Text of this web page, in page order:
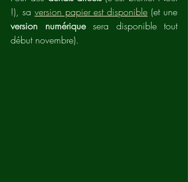
!), sa version papier est disponible
version numérique sera disponible tout
début novembre).